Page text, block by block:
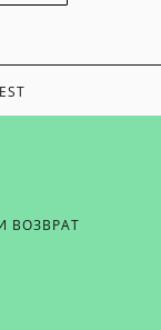
ВОЗВРАТ
НАШИХ НОВОСТЕЙ,
НАМ СВОЙ EMAIL